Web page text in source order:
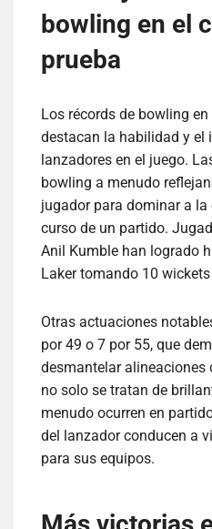
bowling en el
prueba
Los récords de bowling
destacan la habilidad y el
lanzadores en el juego.
bowling a menudo
jugador para dominar a
curso de un partido.
Anil Kumble han logrado
Laker tomando 10
Otras actuaciones
por 49 o 7 por 55, que
desmantelar alineaciones
no solo se tratan de
menudo ocurren en
del lanzador conducen a
para sus equipos.